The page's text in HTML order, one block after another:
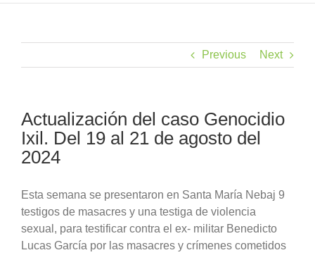
Previous Next
Actualización del caso Genocidio
Ixil. Del 19 al 21 de agosto del
2024
Esta semana se presentaron en Santa María Nebaj 9
testigos de masacres y una testiga de violencia
sexual, para testificar contra el ex- militar Benedicto
Lucas García por las masacres y crímenes cometidos